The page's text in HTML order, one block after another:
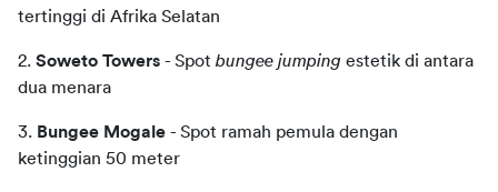
tertinggi di Afrika Selatan
2. Soweto Towers - Spot bungee jumping estetik di antara
dua menara
3. Bungee Mogale - Spot ramah pemula dengan
ketinggian 50 meter